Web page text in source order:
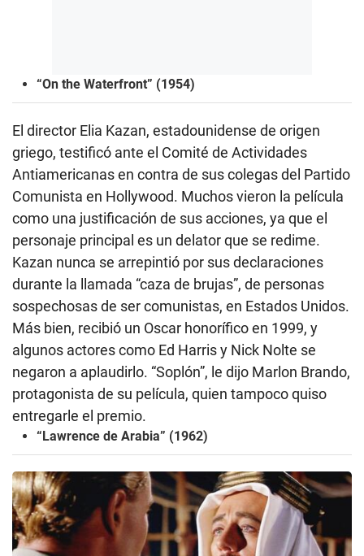
“On the Waterfront” (1954)
El director Elia Kazan, estadounidense de origen
griego, testificó ante el Comité de Actividades
Antiamericanas en contra de sus colegas del Partido
Comunista en Hollywood. Muchos vieron la película
como una justificación de sus acciones, ya que el
personaje principal es un delator que se redime.
Kazan nunca se arrepintió por sus declaraciones
durante la llamada “caza de brujas”, de personas
sospechosas de ser comunistas, en Estados Unidos.
Más bien, recibió un Oscar honorífico en 1999, y
algunos actores como Ed Harris y Nick Nolte se
negaron a aplaudirlo. “Soplón”, le dijo Marlon Brando,
protagonista de su película, quien tampoco quiso
entregarle el premio.
“Lawrence de Arabia” (1962)